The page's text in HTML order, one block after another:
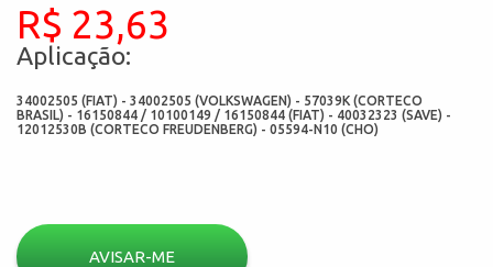
R$ 23,63
Aplicação:
34002505 (FIAT) - 34002505 (VOLKSWAGEN) - 57039K (CORTECO
BRASIL) - 16150844 / 10100149 / 16150844 (FIAT) - 40032323 (SAVE) -
12012530B (CORTECO FREUDENBERG) - 05594-N10 (CHO)
AVISAR-ME